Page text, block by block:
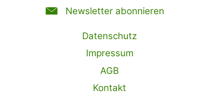
Newsletter abonnieren
Datenschutz
Impressum
AGB
Kontakt